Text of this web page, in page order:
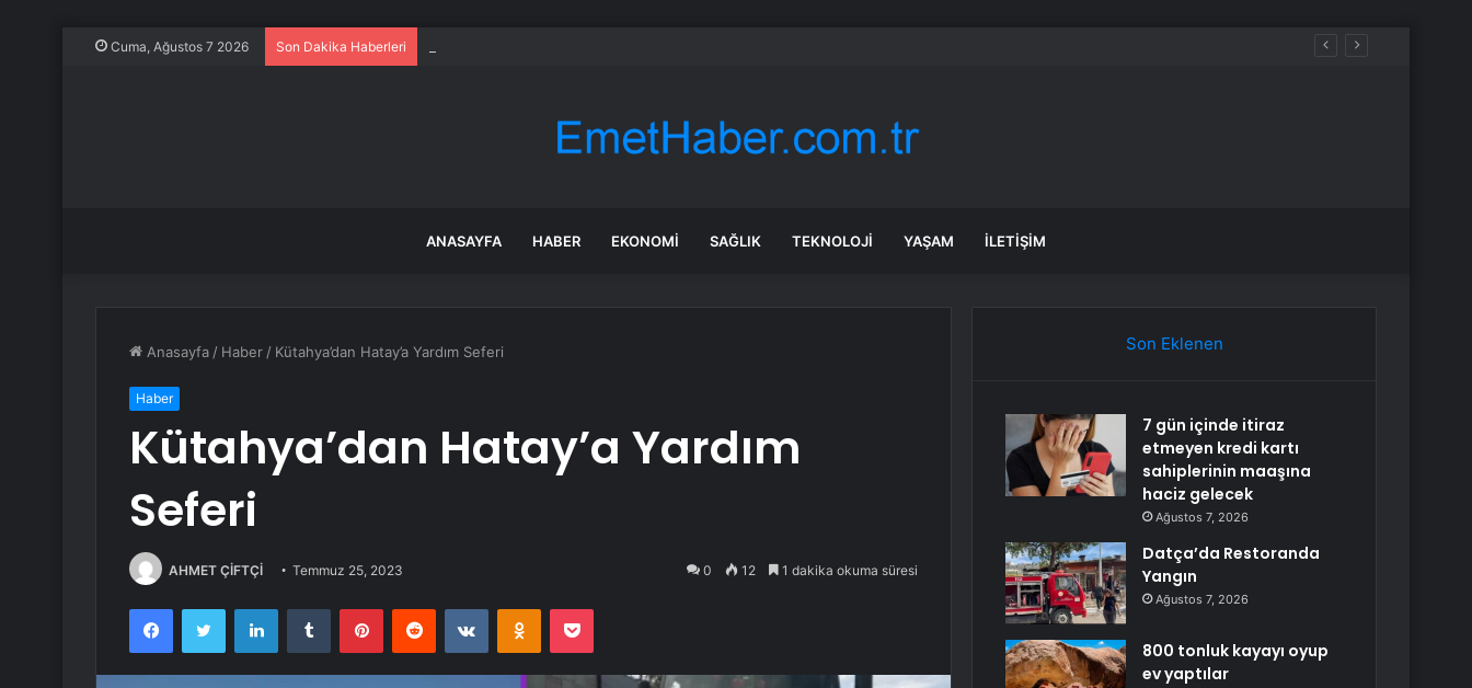
Cuma, Ağustos 7 2026 Son Dakika Haberleri
ANASAYFA HABER EKONOMI SAĞLIK TEKNOLOJI YAŞAM İLETIŞIM
Anasayfa / Haber / Kütahya’dan Hatay’a Yardım Seferi
Haber
Kütahya’dan Hatay’a Yardım
Seferi
AHMET ÇİFTÇİ Temmuz 25, 2023 0 12 1 dakika okuma süresi
FacebookTwitter LinkedInTumblr PinterestReddit VKontakteOdnoklassniki
Pocket
Son Eklenen
7 gün içinde itiraz
etmeyen kredi kartı
sahiplerinin maaşına
haciz gelecek
Ağustos 7, 2026
Datça’da Restoranda
Yangın
Ağustos 7, 2026
800 tonluk kayayı oyup
ev yaptılar